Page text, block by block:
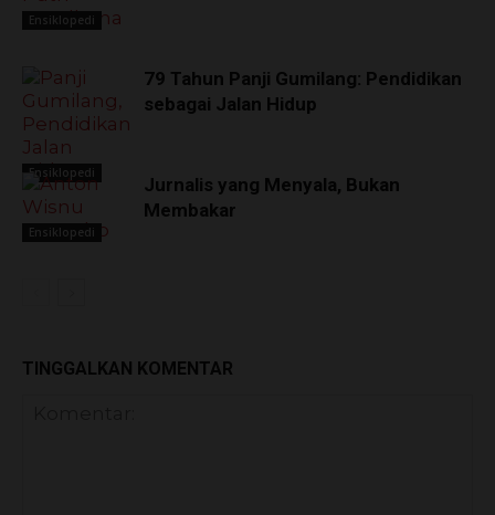
Ensiklopedi
Ensiklopedi
79 Tahun Panji Gumilang: Pendidikan
sebagai Jalan Hidup
Ensiklopedi
Jurnalis yang Menyala, Bukan
Membakar
TINGGALKAN KOMENTAR